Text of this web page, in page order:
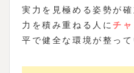
実力を見極める姿勢が
力を積み重ねる人にチャ
平で健全な環境が整って